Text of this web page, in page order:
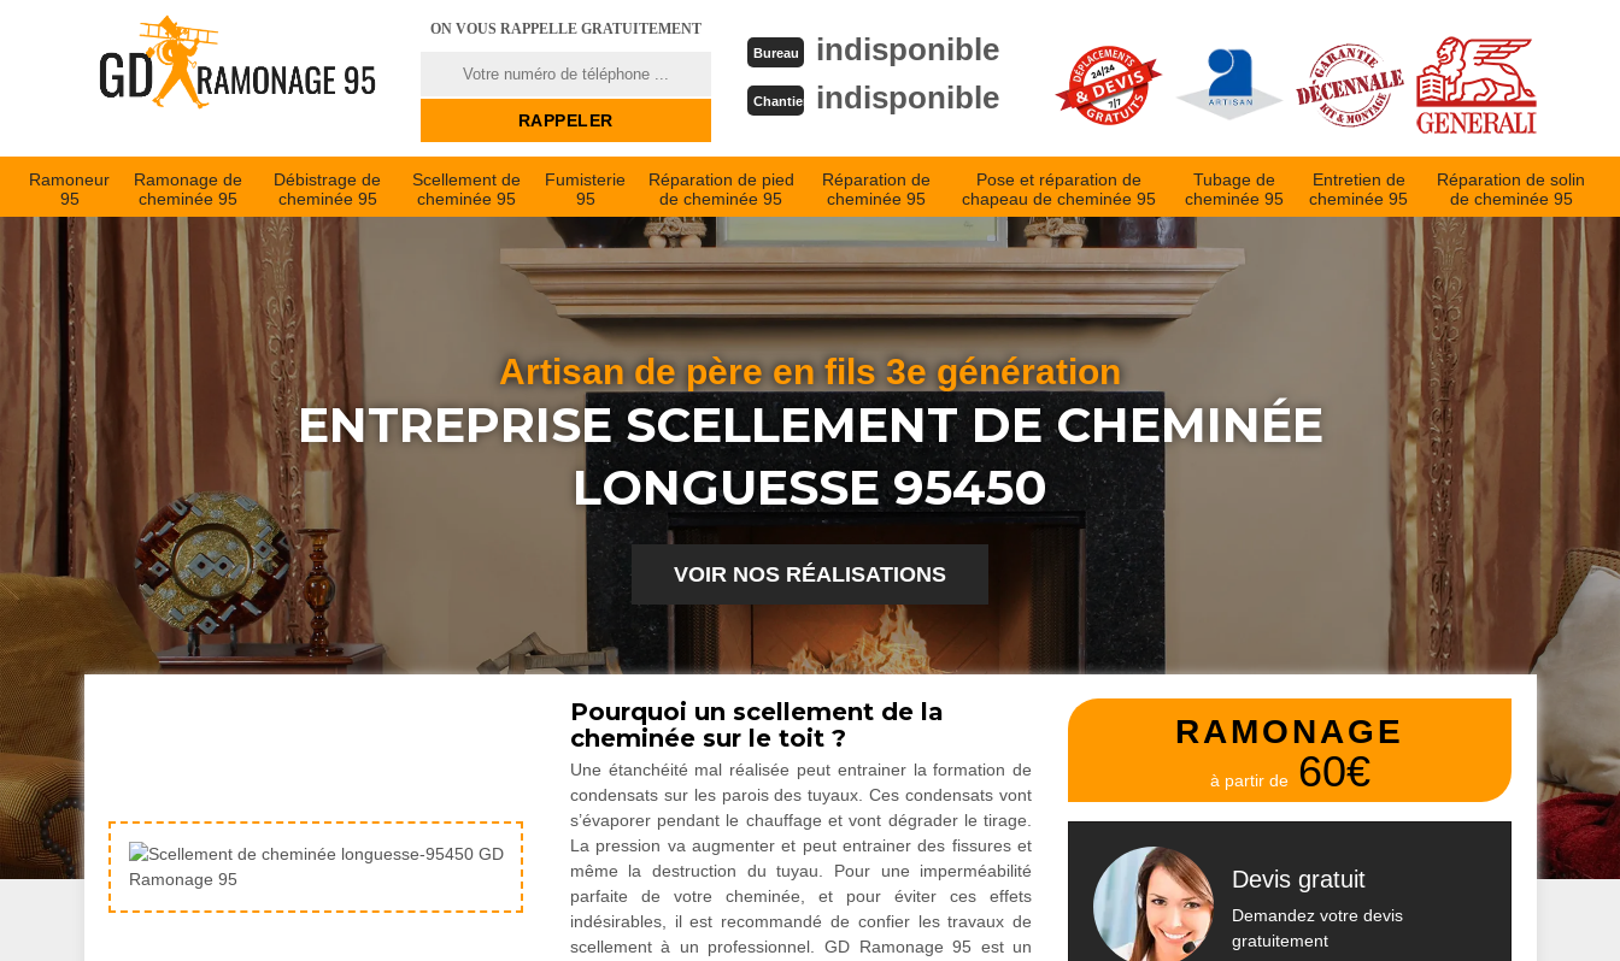
ON VOUS RAPPELLE GRATUITEMENT
Bureau indisponible
Chantier indisponible
Ramoneur
95
Ramonage de
cheminée 95
Débistrage de
cheminée 95
Scellement de
cheminée 95
Fumisterie
95
Réparation de pied
de cheminée 95
Réparation de
cheminée 95
Pose et réparation de
chapeau de cheminée 95
Tubage de
cheminée 95
Entretien de
cheminée 95
Réparation de solin
de cheminée 95
Artisan de père en fils 3e génération
ENTREPRISE SCELLEMENT DE CHEMINÉE
LONGUESSE 95450
VOIR NOS RÉALISATIONS
Pourquoi un scellement de la
cheminée sur le toit ?
Une étanchéité mal réalisée peut entrainer la formation de
condensats sur les parois des tuyaux. Ces condensats vont
s’évaporer pendant le chauffage et vont dégrader le tirage.
La pression va augmenter et peut entrainer des fissures et
même la destruction du tuyau. Pour une imperméabilité
parfaite de votre cheminée, et pour éviter ces effets
indésirables, il est recommandé de confier les travaux de
scellement à un professionnel. GD Ramonage 95 est un
RAMONAGE
à partir de 60€
Devis gratuit
Demandez votre devis
gratuitement